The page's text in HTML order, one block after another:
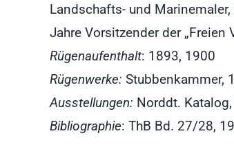
Landschafts- und
Jahre Vorsitzender der „Freien
Rügenaufenthalt: 1893, 1900
Rügenwerke: Stubbenkammer,
Ausstellungen: Norddt.
Bibliographie: ThB Bd. 27/28,